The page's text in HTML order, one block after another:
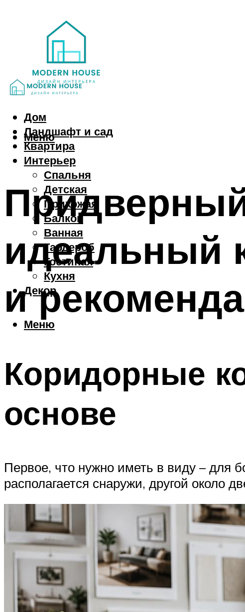
Дом
Ландшафт и сад
Квартира
Интерьер
Спальня
Детская
Прихожая
Балкон
Ванная
Гардероб
Гостиная
Кухня
Декор
Меню
Меню
идеальный
и
Коридорные
основе
Первое, что нужно иметь в виду – для
располагается снаружи, другой около